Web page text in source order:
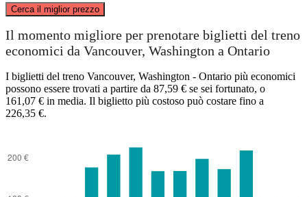
Cerca il miglior prezzo
Il momento migliore per prenotare biglietti del treno
economici da Vancouver, Washington a Ontario
I biglietti del treno Vancouver, Washington - Ontario più economici
possono essere trovati a partire da 87,59 € se sei fortunato, o
161,07 € in media. Il biglietto più costoso può costare fino a
226,35 €.